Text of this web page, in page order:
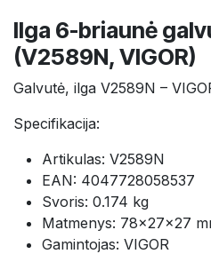
Ilga 6-briaunė
(V2589N, VIGOR)
Galvutė, ilga V2589N –
Specifikacija:
Artikulas: V2589N
EAN: 4047728058537
Svoris: 0.174 kg
Matmenys: 78×27×27
Gamintojas: VIGOR